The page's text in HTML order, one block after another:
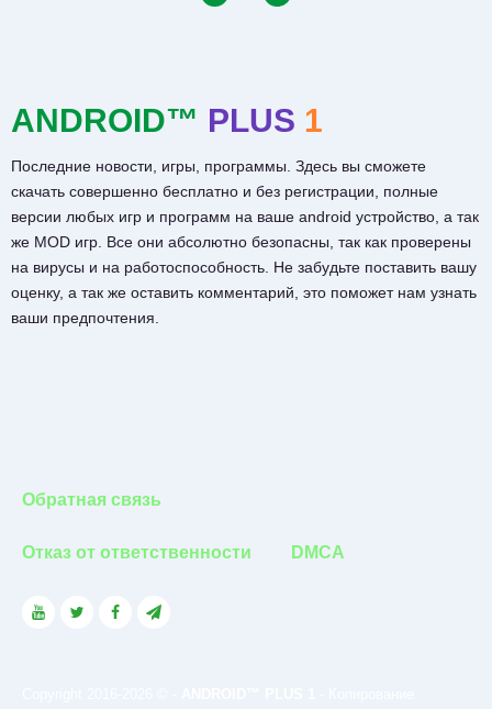
ANDROID™ PLUS 1
Последние новости, игры, программы. Здесь вы сможете
скачать совершенно бесплатно и без регистрации, полные
версии любых игр и программ на ваше android устройство, а так
же MOD игр. Все они абсолютно безопасны, так как проверены
на вирусы и на работоспособность. Не забудьте поставить вашу
оценку, а так же оставить комментарий, это поможет нам узнать
ваши предпочтения.
Обратная связь
Отказ от ответственности DMCA